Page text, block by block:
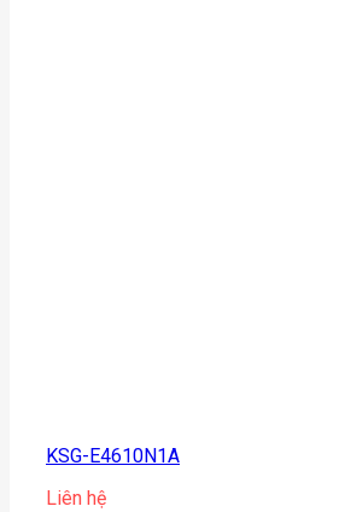
KSG-E4610N1A
Liên hệ